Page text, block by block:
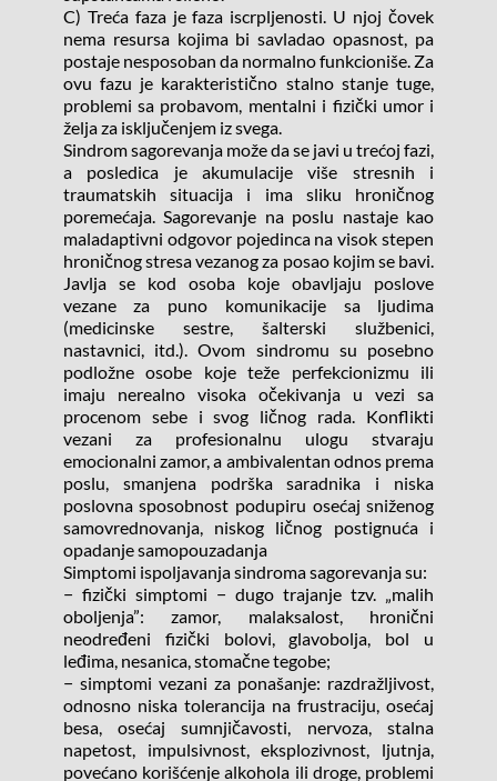
C) Treća faza je faza iscrpljenosti. U njoj čovek
nema resursa kojima bi savladao opasnost, pa
postaje nesposoban da normalno funkcioniše. Za
ovu fazu je karakteristično stalno stanje tuge,
problemi sa probavom, mentalni i fizički umor i
želja za isključenjem iz svega.
Sindrom sagorevanja može da se javi u trećoj fazi,
a posledica je akumulacije više stresnih i
traumatskih situacija i ima sliku hroničnog
poremećaja. Sagorevanje na poslu nastaje kao
maladaptivni odgovor pojedinca na visok stepen
hroničnog stresa vezanog za posao kojim se bavi.
Javlja se kod osoba koje obavljaju poslove
vezane za puno komunikacije sa ljudima
(medicinske sestre, šalterski službenici,
nastavnici, itd.). Ovom sindromu su posebno
podložne osobe koje teže perfekcionizmu ili
imaju nerealno visoka očekivanja u vezi sa
procenom sebe i svog ličnog rada. Konflikti
vezani za profesionalnu ulogu stvaraju
emocionalni zamor, a ambivalentan odnos prema
poslu, smanjena podrška saradnika i niska
poslovna sposobnost podupiru osećaj sniženog
samovrednovanja, niskog ličnog postignuća i
opadanje samopouzadanja
Simptomi ispoljavanja sindroma sagorevanja su:
− fizički simptomi − dugo trajanje tzv. „malih
oboljenja”: zamor, malaksalost, hronični
neodređeni fizički bolovi, glavobolja, bol u
leđima, nesanica, stomačne tegobe;
− simptomi vezani za ponašanje: razdražljivost,
odnosno niska tolerancija na frustraciju, osećaj
besa, osećaj sumnjičavosti, nervoza, stalna
napetost, impulsivnost, eksplozivnost, ljutnja,
povećano korišćenje alkohola ili droge, problemi